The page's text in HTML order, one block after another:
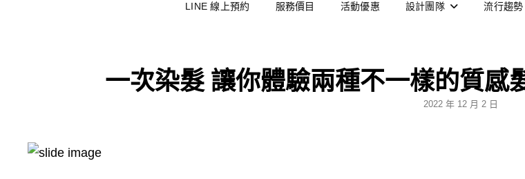
LINE 線上預約 服務價目 活動優惠 設計團隊 流行趨勢
一次染髮 讓你體驗兩種不一樣的質感
POSTED
2022 年 12 月 2 日